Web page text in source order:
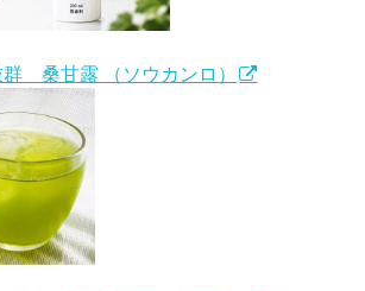
桑甘露 （ソウカンロ）